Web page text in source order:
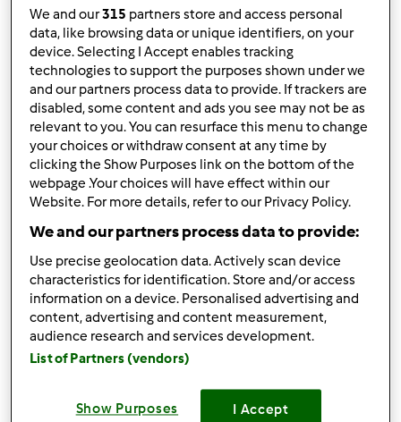
Mais Recentes
Resultados por página:
10
1 | Última entrada
Responder mensagem
Stacy Membro desde : 16.09.2014
Qui, 2014-12-18 18:01
Ola!
Fiz as casinhas de gengibre da revista de Natal e nao sei
We and our315 partners store and access personal
data, like browsing data or unique identifiers, on your
device. Selecting I Accept enables tracking
technologies to support the purposes shown under we
and our partners process data to provide. If trackers are
disabled, some content and ads you see may not be as
relevant to you. You can resurface this menu to change
your choices or withdraw consent at any time by
clicking the Show Purposes link on the bottom of the
webpage .Your choices will have effect within our
Website. For more details, refer to our Privacy Policy.
We and our partners process data to provide:
Use precise geolocation data. Actively scan device
characteristics for identification. Store and/or access
information on a device. Personalised advertising and
content, advertising and content measurement,
audience research and services development.
List of Partners (vendors)
Show Purposes I Accept